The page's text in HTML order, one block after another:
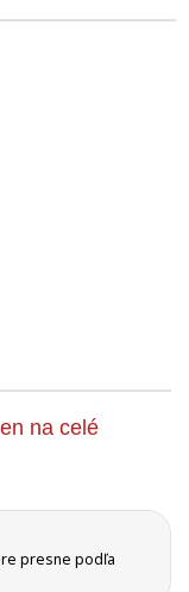
na celé
presne podľa